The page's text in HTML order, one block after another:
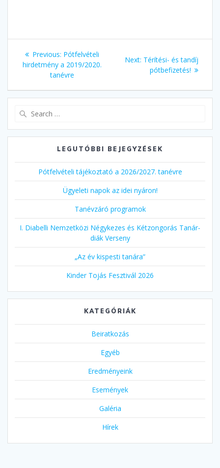
Bejegyzés
navigáció
Previous: Previous
post:
Pótfelvételi
hirdetmény a 2019/2020.
tanévre
Next: Next
post:
Térítési- és tandíj
pótbefizetés!
LEGUTÓBBI BEJEGYZÉSEK
Pótfelvételi tájékoztató a 2026/2027. tanévre
Ügyeleti napok az idei nyáron!
Tanévzáró programok
I. Diabelli Nemzetközi Négykezes és Kétzongorás Tanár-
diák Verseny
„Az év kispesti tanára”
Kinder Tojás Fesztivál 2026
KATEGÓRIÁK
Beiratkozás
Egyéb
Eredményeink
Események
Galéria
Hírek